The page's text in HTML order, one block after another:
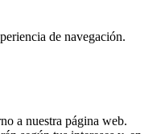
de navegación.
a nuestra página web.